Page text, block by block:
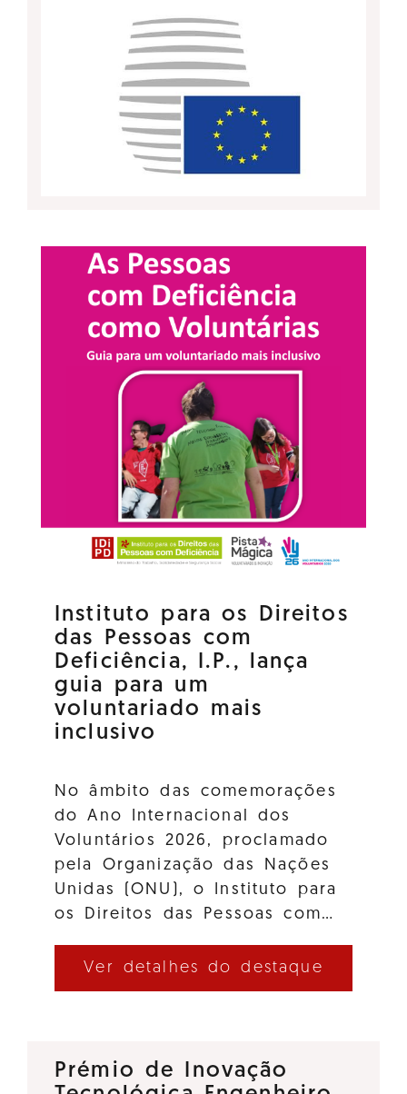
Instituto para os Direitos
das Pessoas com
Deficiência, I.P., lança
guia para um
voluntariado mais
inclusivo
No âmbito das comemorações
do Ano Internacional dos
Voluntários 2026, proclamado
pela Organização das Nações
Unidas (ONU), o Instituto para
os Direitos das Pessoas com…
Ver detalhes do destaque
Prémio de Inovação